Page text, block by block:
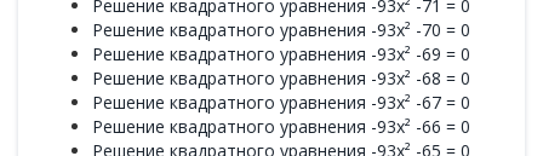
Решение квадратного уравнения -93x² -71 = 0
Решение квадратного уравнения -93x² -70 = 0
Решение квадратного уравнения -93x² -69 = 0
Решение квадратного уравнения -93x² -68 = 0
Решение квадратного уравнения -93x² -67 = 0
Решение квадратного уравнения -93x² -66 = 0
Решение квадратного уравнения -93x² -65 = 0